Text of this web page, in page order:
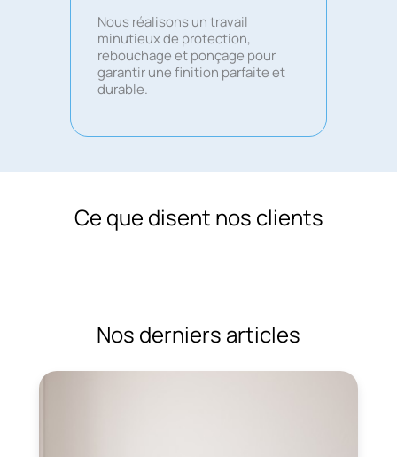
Nous réalisons un travail
minutieux de protection,
rebouchage et ponçage pour
garantir une finition parfaite et
durable.
Ce que disent nos clients
Nos derniers articles